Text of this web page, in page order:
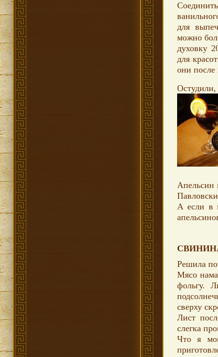
для
можно
духовку
для
они
Апельсин
А если в
Решила
Мясо
фольгу.
сверху
Лист
слегка
Что я